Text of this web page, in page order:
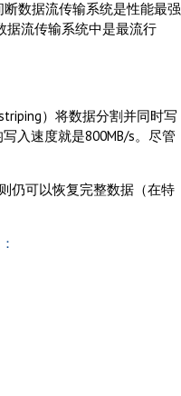
断数据流传输系统是性能最强
据流传输系统中是最流行
）将数据分割并同时写
入速度就是800MB/s。尽管
仍可以恢复完整数据（在特